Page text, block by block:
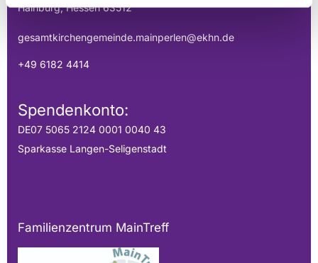
Hainburg, Hessen 63512
gesamtkirchengemeinde.mainperlen@ekhn.de
+49 6182 4414
Spendenkonto:
DE07 5065 2124 0001 0040 43
Sparkasse Langen-Seligenstadt
Familienzentrum MainTreff